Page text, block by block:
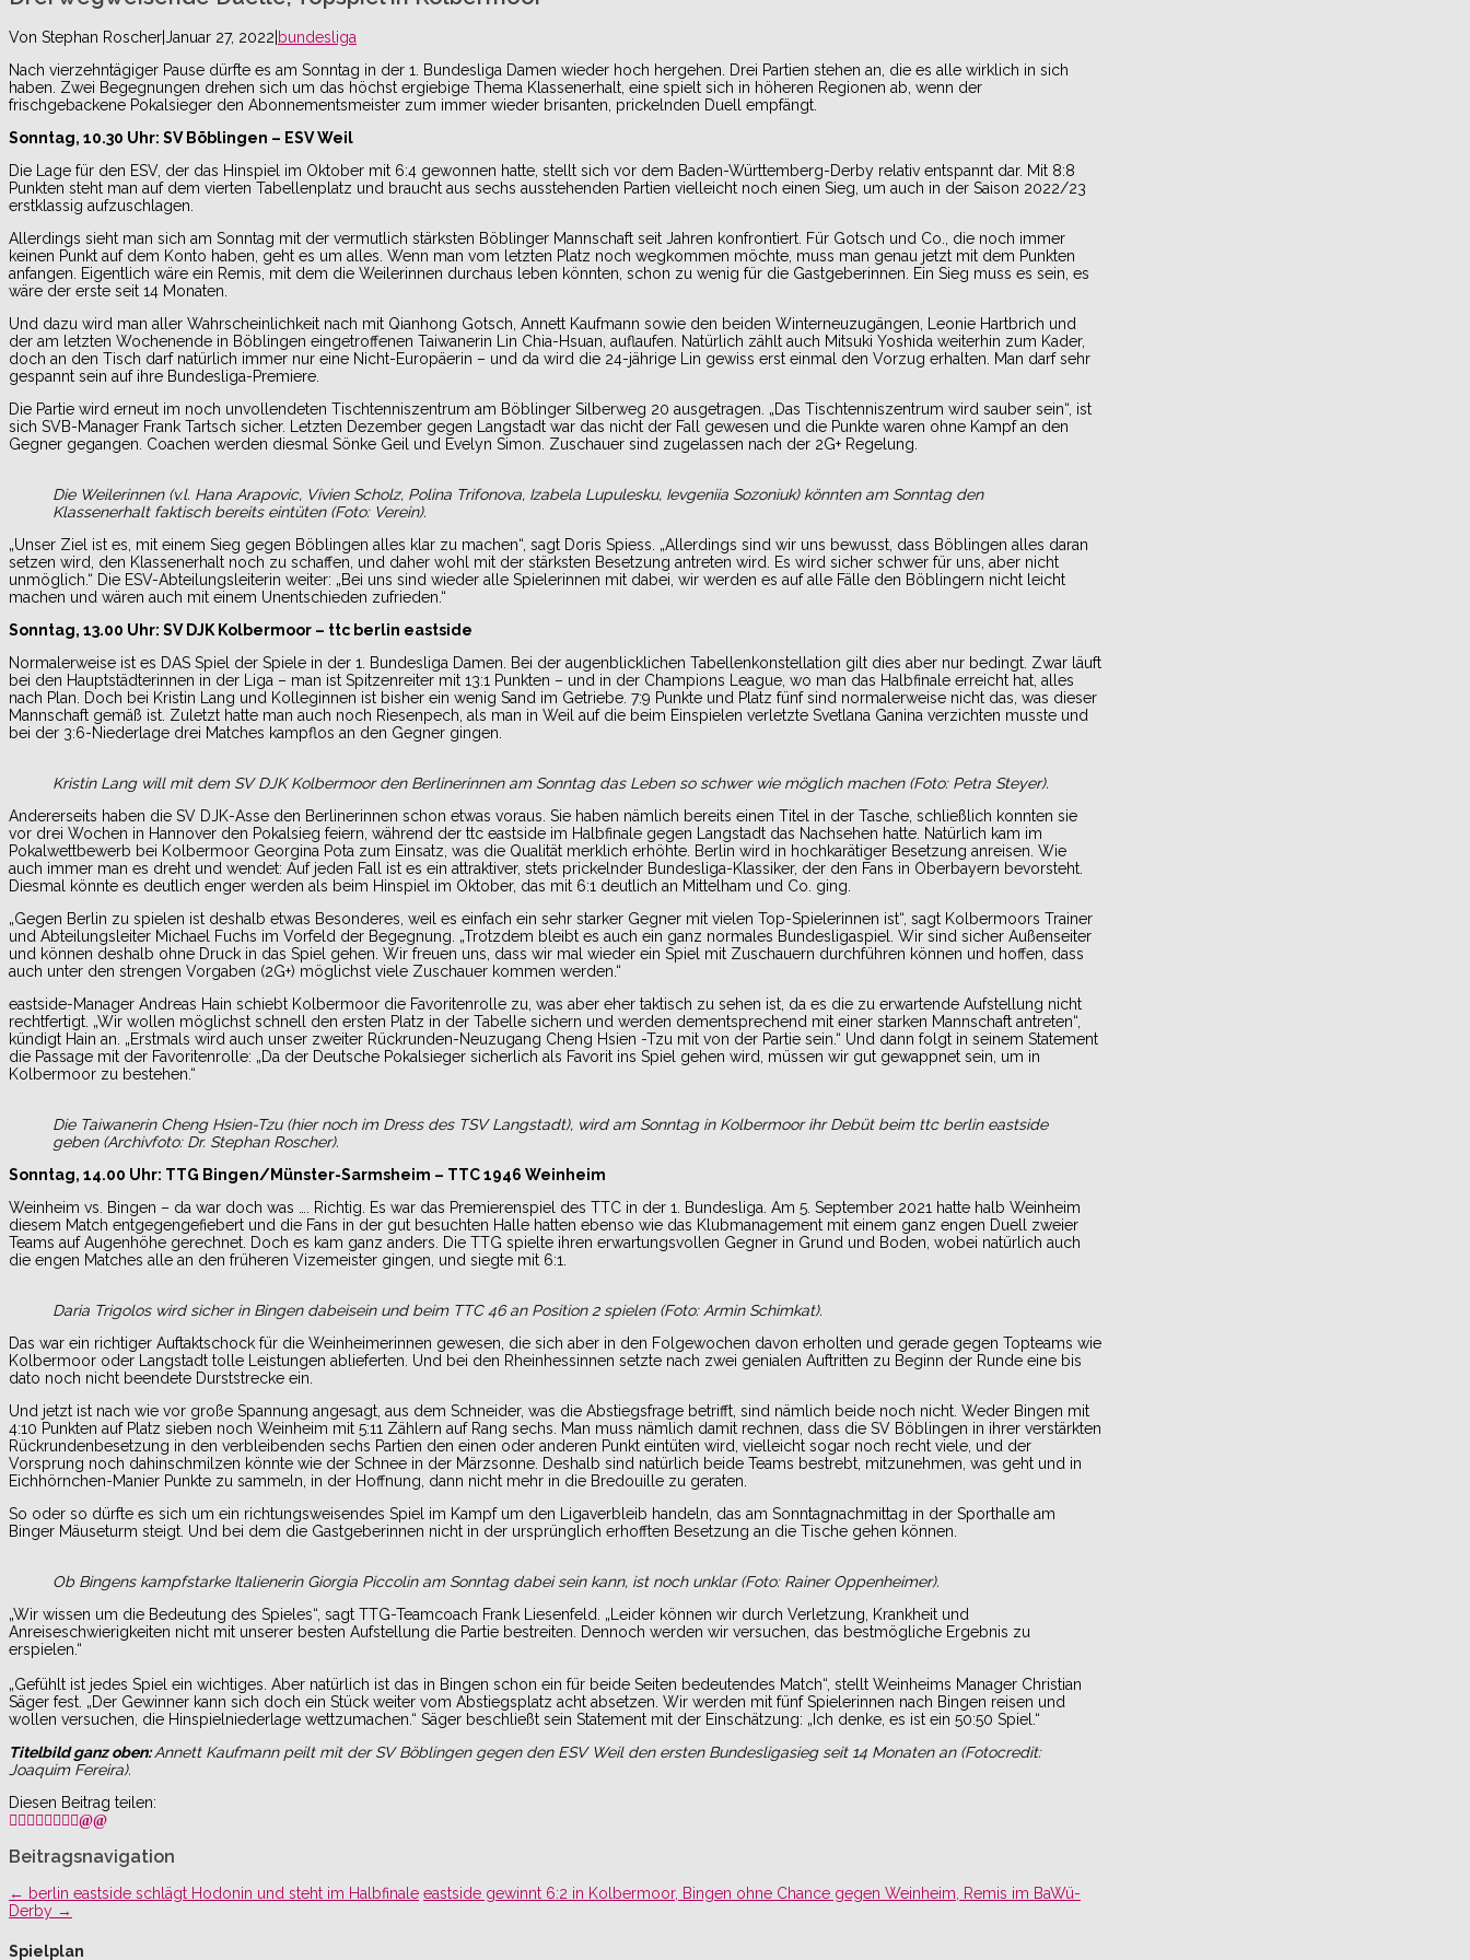
Von Stephan Roscher|Januar 27, 2022|bundesliga
Nach vierzehntägiger Pause dürfte es am Sonntag in der 1. Bundesliga Damen wieder hoch hergehen. Drei Partien stehen an, die es alle wirklich in sich
haben. Zwei Begegnungen drehen sich um das höchst ergiebige Thema Klassenerhalt, eine spielt sich in höheren Regionen ab, wenn der
frischgebackene Pokalsieger den Abonnementsmeister zum immer wieder brisanten, prickelnden Duell empfängt.
Sonntag, 10.30 Uhr: SV Böblingen – ESV Weil
Die Lage für den ESV, der das Hinspiel im Oktober mit 6:4 gewonnen hatte, stellt sich vor dem Baden-Württemberg-Derby relativ entspannt dar. Mit 8:8
Punkten steht man auf dem vierten Tabellenplatz und braucht aus sechs ausstehenden Partien vielleicht noch einen Sieg, um auch in der Saison 2022/23
erstklassig aufzuschlagen.
Allerdings sieht man sich am Sonntag mit der vermutlich stärksten Böblinger Mannschaft seit Jahren konfrontiert. Für Gotsch und Co., die noch immer
keinen Punkt auf dem Konto haben, geht es um alles. Wenn man vom letzten Platz noch wegkommen möchte, muss man genau jetzt mit dem Punkten
anfangen. Eigentlich wäre ein Remis, mit dem die Weilerinnen durchaus leben könnten, schon zu wenig für die Gastgeberinnen. Ein Sieg muss es sein, es
wäre der erste seit 14 Monaten.
Und dazu wird man aller Wahrscheinlichkeit nach mit Qianhong Gotsch, Annett Kaufmann sowie den beiden Winterneuzugängen, Leonie Hartbrich und
der am letzten Wochenende in Böblingen eingetroffenen Taiwanerin Lin Chia-Hsuan, auflaufen. Natürlich zählt auch Mitsuki Yoshida weiterhin zum Kader,
doch an den Tisch darf natürlich immer nur eine Nicht-Europäerin – und da wird die 24-jährige Lin gewiss erst einmal den Vorzug erhalten. Man darf sehr
gespannt sein auf ihre Bundesliga-Premiere.
Die Partie wird erneut im noch unvollendeten Tischtenniszentrum am Böblinger Silberweg 20 ausgetragen. „Das Tischtenniszentrum wird sauber sein“, ist
sich SVB-Manager Frank Tartsch sicher. Letzten Dezember gegen Langstadt war das nicht der Fall gewesen und die Punkte waren ohne Kampf an den
Gegner gegangen. Coachen werden diesmal Sönke Geil und Evelyn Simon. Zuschauer sind zugelassen nach der 2G+ Regelung.
Die Weilerinnen (v.l. Hana Arapovic, Vivien Scholz, Polina Trifonova, Izabela Lupulesku, Ievgeniia Sozoniuk) könnten am Sonntag den
Klassenerhalt faktisch bereits eintüten (Foto: Verein).
„Unser Ziel ist es, mit einem Sieg gegen Böblingen alles klar zu machen“, sagt Doris Spiess. „Allerdings sind wir uns bewusst, dass Böblingen alles daran
setzen wird, den Klassenerhalt noch zu schaffen, und daher wohl mit der stärksten Besetzung antreten wird. Es wird sicher schwer für uns, aber nicht
unmöglich.“ Die ESV-Abteilungsleiterin weiter: „Bei uns sind wieder alle Spielerinnen mit dabei, wir werden es auf alle Fälle den Böblingern nicht leicht
machen und wären auch mit einem Unentschieden zufrieden.“
Sonntag, 13.00 Uhr: SV DJK Kolbermoor – ttc berlin eastside
Normalerweise ist es DAS Spiel der Spiele in der 1. Bundesliga Damen. Bei der augenblicklichen Tabellenkonstellation gilt dies aber nur bedingt. Zwar läuft
bei den Hauptstädterinnen in der Liga – man ist Spitzenreiter mit 13:1 Punkten – und in der Champions League, wo man das Halbfinale erreicht hat, alles
nach Plan. Doch bei Kristin Lang und Kolleginnen ist bisher ein wenig Sand im Getriebe. 7:9 Punkte und Platz fünf sind normalerweise nicht das, was dieser
Mannschaft gemäß ist. Zuletzt hatte man auch noch Riesenpech, als man in Weil auf die beim Einspielen verletzte Svetlana Ganina verzichten musste und
bei der 3:6-Niederlage drei Matches kampflos an den Gegner gingen.
Kristin Lang will mit dem SV DJK Kolbermoor den Berlinerinnen am Sonntag das Leben so schwer wie möglich machen (Foto: Petra Steyer).
Andererseits haben die SV DJK-Asse den Berlinerinnen schon etwas voraus. Sie haben nämlich bereits einen Titel in der Tasche, schließlich konnten sie
vor drei Wochen in Hannover den Pokalsieg feiern, während der ttc eastside im Halbfinale gegen Langstadt das Nachsehen hatte. Natürlich kam im
Pokalwettbewerb bei Kolbermoor Georgina Pota zum Einsatz, was die Qualität merklich erhöhte. Berlin wird in hochkarätiger Besetzung anreisen. Wie
auch immer man es dreht und wendet: Auf jeden Fall ist es ein attraktiver, stets prickelnder Bundesliga-Klassiker, der den Fans in Oberbayern bevorsteht.
Diesmal könnte es deutlich enger werden als beim Hinspiel im Oktober, das mit 6:1 deutlich an Mittelham und Co. ging.
„Gegen Berlin zu spielen ist deshalb etwas Besonderes, weil es einfach ein sehr starker Gegner mit vielen Top-Spielerinnen ist“, sagt Kolbermoors Trainer
und Abteilungsleiter Michael Fuchs im Vorfeld der Begegnung. „Trotzdem bleibt es auch ein ganz normales Bundesligaspiel. Wir sind sicher Außenseiter
und können deshalb ohne Druck in das Spiel gehen. Wir freuen uns, dass wir mal wieder ein Spiel mit Zuschauern durchführen können und hoffen, dass
auch unter den strengen Vorgaben (2G+) möglichst viele Zuschauer kommen werden.“
eastside-Manager Andreas Hain schiebt Kolbermoor die Favoritenrolle zu, was aber eher taktisch zu sehen ist, da es die zu erwartende Aufstellung nicht
rechtfertigt. „Wir wollen möglichst schnell den ersten Platz in der Tabelle sichern und werden dementsprechend mit einer starken Mannschaft antreten“,
kündigt Hain an. „Erstmals wird auch unser zweiter Rückrunden-Neuzugang Cheng Hsien -Tzu mit von der Partie sein.“ Und dann folgt in seinem Statement
die Passage mit der Favoritenrolle: „Da der Deutsche Pokalsieger sicherlich als Favorit ins Spiel gehen wird, müssen wir gut gewappnet sein, um in
Kolbermoor zu bestehen.“
Die Taiwanerin Cheng Hsien-Tzu (hier noch im Dress des TSV Langstadt), wird am Sonntag in Kolbermoor ihr Debüt beim ttc berlin eastside
geben (Archivfoto: Dr. Stephan Roscher).
Sonntag, 14.00 Uhr: TTG Bingen/Münster-Sarmsheim – TTC 1946 Weinheim
Weinheim vs. Bingen – da war doch was …. Richtig. Es war das Premierenspiel des TTC in der 1. Bundesliga. Am 5. September 2021 hatte halb Weinheim
diesem Match entgegengefiebert und die Fans in der gut besuchten Halle hatten ebenso wie das Klubmanagement mit einem ganz engen Duell zweier
Teams auf Augenhöhe gerechnet. Doch es kam ganz anders. Die TTG spielte ihren erwartungsvollen Gegner in Grund und Boden, wobei natürlich auch
die engen Matches alle an den früheren Vizemeister gingen, und siegte mit 6:1.
Daria Trigolos wird sicher in Bingen dabeisein und beim TTC 46 an Position 2 spielen (Foto: Armin Schimkat).
Das war ein richtiger Auftaktschock für die Weinheimerinnen gewesen, die sich aber in den Folgewochen davon erholten und gerade gegen Topteams wie
Kolbermoor oder Langstadt tolle Leistungen ablieferten. Und bei den Rheinhessinnen setzte nach zwei genialen Auftritten zu Beginn der Runde eine bis
dato noch nicht beendete Durststrecke ein.
Und jetzt ist nach wie vor große Spannung angesagt, aus dem Schneider, was die Abstiegsfrage betrifft, sind nämlich beide noch nicht. Weder Bingen mit
4:10 Punkten auf Platz sieben noch Weinheim mit 5:11 Zählern auf Rang sechs. Man muss nämlich damit rechnen, dass die SV Böblingen in ihrer verstärkten
Rückrundenbesetzung in den verbleibenden sechs Partien den einen oder anderen Punkt eintüten wird, vielleicht sogar noch recht viele, und der
Vorsprung noch dahinschmilzen könnte wie der Schnee in der Märzsonne. Deshalb sind natürlich beide Teams bestrebt, mitzunehmen, was geht und in
Eichhörnchen-Manier Punkte zu sammeln, in der Hoffnung, dann nicht mehr in die Bredouille zu geraten.
So oder so dürfte es sich um ein richtungsweisendes Spiel im Kampf um den Ligaverbleib handeln, das am Sonntagnachmittag in der Sporthalle am
Binger Mäuseturm steigt. Und bei dem die Gastgeberinnen nicht in der ursprünglich erhofften Besetzung an die Tische gehen können.
Ob Bingens kampfstarke Italienerin Giorgia Piccolin am Sonntag dabei sein kann, ist noch unklar (Foto: Rainer Oppenheimer).
„Wir wissen um die Bedeutung des Spieles“, sagt TTG-Teamcoach Frank Liesenfeld. „Leider können wir durch Verletzung, Krankheit und
Anreiseschwierigkeiten nicht mit unserer besten Aufstellung die Partie bestreiten. Dennoch werden wir versuchen, das bestmögliche Ergebnis zu
erspielen.“
„Gefühlt ist jedes Spiel ein wichtiges. Aber natürlich ist das in Bingen schon ein für beide Seiten bedeutendes Match“, stellt Weinheims Manager Christian
Säger fest. „Der Gewinner kann sich doch ein Stück weiter vom Abstiegsplatz acht absetzen. Wir werden mit fünf Spielerinnen nach Bingen reisen und
wollen versuchen, die Hinspielniederlage wettzumachen.“ Säger beschließt sein Statement mit der Einschätzung: „Ich denke, es ist ein 50:50 Spiel.“
Titelbild ganz oben:Annett Kaufmann peilt mit der SV Böblingen gegen den ESV Weil den ersten Bundesligasieg seit 14 Monaten an (Fotocredit:
Joaquim Fereira).
Diesen Beitrag teilen:
Beitragsnavigation
← berlin eastside schlägt Hodonin und steht im Halbfinale eastside gewinnt 6:2 in Kolbermoor, Bingen ohne Chance gegen Weinheim, Remis im BaWü-
Derby →
Spielplan